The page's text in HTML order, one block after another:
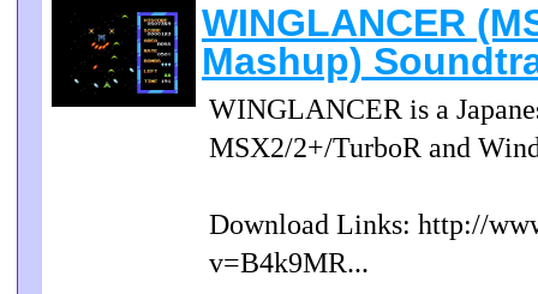
WINGLANCER
Mashup)
WINGLANCER is a
MSX2/2+/TurboR and
Download Links: http://
v=B4k9MR...